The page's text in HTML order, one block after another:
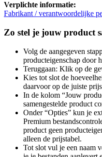
Verplichte informatie:
Fabrikant / verantwoordelijke
Zo stel je jouw product
Volg de aangegeven
producteigenschap door
Teruggaan: Klik op de
Kies tot slot de
daarvoor op de juiste
In de kolom “Jouw
samengestelde product
Onder “Opties” kun je
Premium
product geen
alleen de prijstabel.
Tot slot vul je een naam